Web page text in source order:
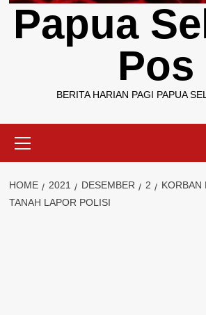
Papua
Pos
BERITA HARIAN PAGI PAPUA
Menu
HOME 2021 DESEMBER 2
KORBAN
TANAH LAPOR POLISI